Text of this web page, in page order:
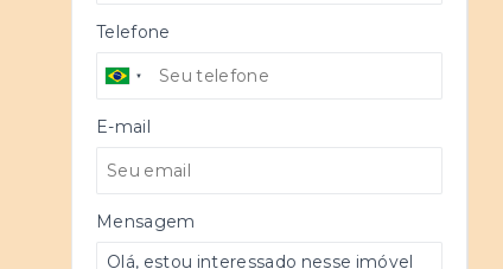
Telefone
E-mail
Mensagem